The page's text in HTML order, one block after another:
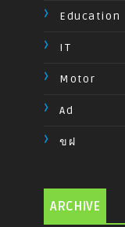
Education
IT
Motor
Ad
ขฝ
ARCHIVE